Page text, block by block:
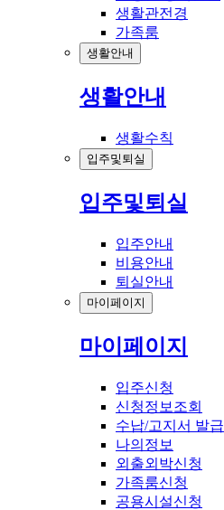
생활관전경
가족룸
생활안내
생활안내
생활수칙
입주및퇴실
입주및퇴실
입주안내
비용안내
퇴실안내
마이페이지
마이페이지
입주신청
신청정보조회
수납/고지서 발급
나의정보
외출외박신청
가족룸신청
공용시설신청